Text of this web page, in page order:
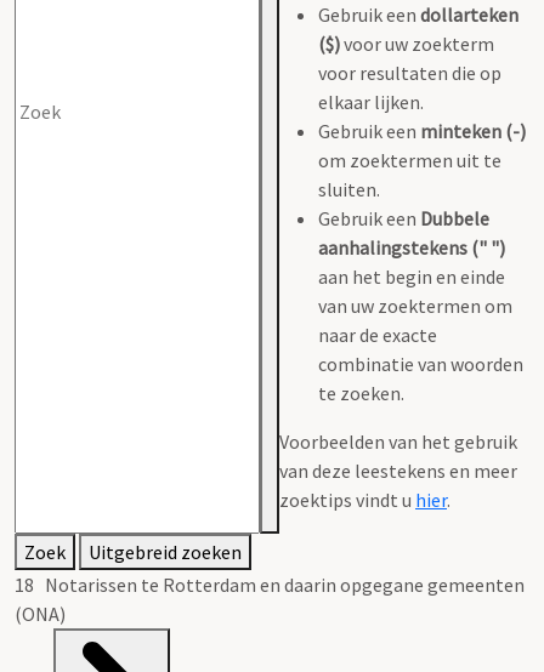
Gebruik een dollarteken
($)voor uw zoekterm
voor resultaten die op
elkaar lijken.
Gebruik een minteken (-)
om zoektermen uit te
sluiten.
Gebruik een Dubbele
aanhalingstekens (" ")
aan het begin en einde
van uw zoektermen om
naar de exacte
combinatie van woorden
te zoeken.
Voorbeelden van het gebruik
van deze leestekens en meer
zoektips vindt u hier.
Zoek
Uitgebreid zoeken
18 Notarissen te Rotterdam en daarin opgegane gemeenten
(ONA)